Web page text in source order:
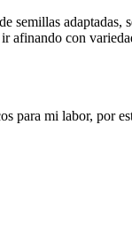
adaptadas,
con
para mi labor, por